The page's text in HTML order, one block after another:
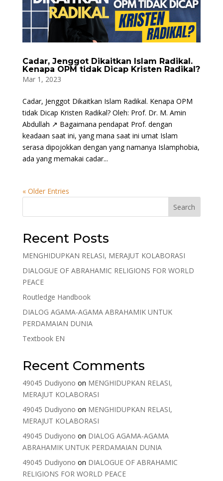
Cadar, Jenggot Dikaitkan Islam Radikal.
Kenapa OPM tidak Dicap Kristen Radikal?
Mar 1, 2023
Cadar, Jenggot Dikaitkan Islam Radikal. Kenapa OPM
tidak Dicap Kristen Radikal? Oleh: Prof. Dr. M. Amin
Abdullah ↗ Bagaimana pendapat Prof. dengan
keadaan saat ini, yang mana saat ini umat Islam
serasa dipojokkan dengan yang namanya Islamphobia,
ada yang memakai cadar...
« Older Entries
Search
Recent Posts
MENGHIDUPKAN RELASI, MERAJUT KOLABORASI
DIALOGUE OF ABRAHAMIC RELIGIONS FOR WORLD
PEACE
Routledge Handbook
DIALOG AGAMA-AGAMA ABRAHAMIK UNTUK
PERDAMAIAN DUNIA
Textbook EN
Recent Comments
49045 Dudiyono on MENGHIDUPKAN RELASI,
MERAJUT KOLABORASI
49045 Dudiyono on MENGHIDUPKAN RELASI,
MERAJUT KOLABORASI
49045 Dudiyono on DIALOG AGAMA-AGAMA
ABRAHAMIK UNTUK PERDAMAIAN DUNIA
49045 Dudiyono on DIALOGUE OF ABRAHAMIC
RELIGIONS FOR WORLD PEACE